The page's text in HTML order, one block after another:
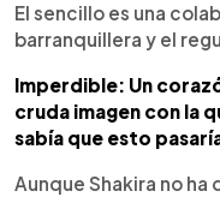
El sencillo es una
barranquillera y el
Imperdible: Un
cruda imagen con la
sabía que esto
Aunque Shakira no ha